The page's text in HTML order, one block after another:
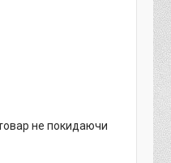
не покидаючи